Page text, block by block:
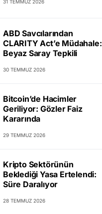
31 TEMMUZ 2026
ABD Savcılarından
CLARITY Act’e Müdahale:
Beyaz Saray Tepkili
30 TEMMUZ 2026
Bitcoin’de Hacimler
Geriliyor: Gözler Faiz
Kararında
29 TEMMUZ 2026
Kripto Sektörünün
Beklediği Yasa Ertelendi:
Süre Daralıyor
28 TEMMUZ 2026